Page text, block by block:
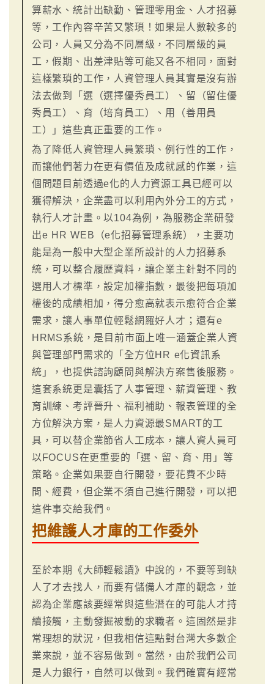
算薪水、統計出缺勤、管理零用金、人才招募
等，工作內容辛苦又繁瑣！如果是人數較多的
公司，人員又分為不同層級，不同層級的員
工，假期、出差津貼等可能又各不相同，面對
這樣繁瑣的工作，人資管理人員其實是沒有辦
法去做到「選（選擇優秀員工）、留（留住優
秀員工）、育（培育員工）、用（善用員
工）」這些真正重要的工作。
為了降低人資管理人員繁瑣、例行性的工作，
而讓他們著力在更有價值及成就感的作業，這
個問題目前透過e化的人力資源工具已經可以
獲得解決，企業盡可以利用內外分工的方式，
執行人才計畫。以104為例，為服務企業研發
出e HR WEB（e化招募管理系統），主要功
能是為一般中大型企業所設計的人力招募系
統，可以整合履歷資料，讓企業主針對不同的
選用人才標準，設定加權指數，最後把每項加
權後的成績相加，得分愈高就表示愈符合企業
需求，讓人事單位輕鬆網羅好人才；還有e
HRMS系統，是目前市面上唯一涵蓋企業人資
與管理部門需求的「全方位HR e化資訊系
統」，也提供諮詢顧問與解決方案售後服務。
這套系統更是囊括了人事管理、薪資管理、教
育訓練、考評晉升、福利補助、報表管理的全
方位解決方案，是人力資源最SMART的工
具，可以替企業節省人工成本，讓人資人員可
以FOCUS在更重要的「選、留、育、用」等
策略。企業如果要自行開發，要花費不少時
間、經費，但企業不須自己進行開發，可以把
這件事交給我們。
把維護人才庫的工作委外
至於本期《大師輕鬆讀》中說的，不要等到缺
人了才去找人，而要有儲備人才庫的觀念，並
認為企業應該要經常與這些潛在的可能人才持
續接觸，主動發掘被動的求職者。這固然是非
常理想的狀況，但我相信這點對台灣大多數企
業來說，並不容易做到。當然，由於我們公司
是人力銀行，自然可以做到。我們確實有經常